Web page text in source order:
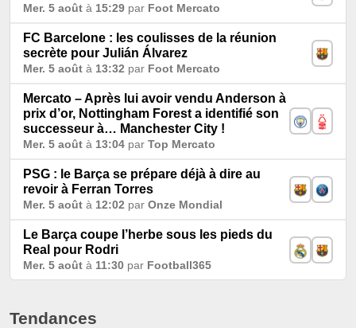
Mer. 5 août à 15:29 par Foot Mercato
FC Barcelone : les coulisses de la réunion
secrète pour Julián Álvarez
Mer. 5 août à 13:32 par Foot Mercato
Mercato – Après lui avoir vendu Anderson à
prix d’or, Nottingham Forest a identifié son
successeur à… Manchester City !
Mer. 5 août à 13:04 par Top Mercato
PSG : le Barça se prépare déjà à dire au
revoir à Ferran Torres
Mer. 5 août à 12:02 par Onze Mondial
Le Barça coupe l’herbe sous les pieds du
Real pour Rodri
Mer. 5 août à 11:30 par Football365
Tendances